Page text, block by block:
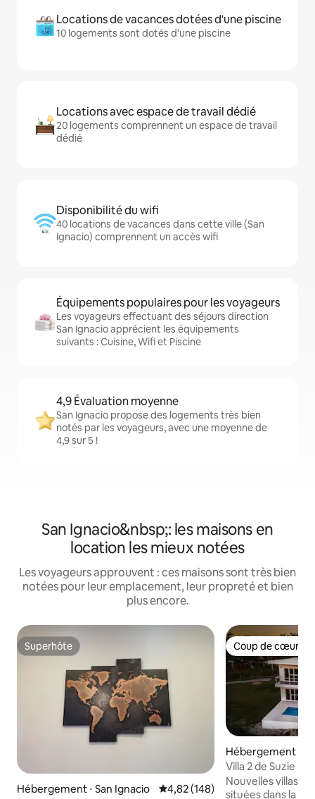
Locations de vacances dotées d'une piscine
10 logements sont dotés d'une piscine
Locations avec espace de travail dédié
20 logements comprennent un espace de travail
dédié
Disponibilité du wifi
40 locations de vacances dans cette ville (San
Ignacio) comprennent un accès wifi
Équipements populaires pour les voyageurs
Les voyageurs effectuant des séjours direction
San Ignacio apprécient les équipements
suivants : Cuisine, Wifi et Piscine
4,9 Évaluation moyenne
San Ignacio propose des logements très bien
notés par les voyageurs, avec une moyenne de
4,9 sur 5 !
San Ignacio&nbsp;: les maisons en
location les mieux notées
Les voyageurs approuvent : ces maisons sont très bien
notées pour leur emplacement, leur propreté et bien
plus encore.
Superhôte
Superhôte
Hébergement ⋅ San Ignacio Évaluation moyenne sur la
4,82 (148)
Coup de cœur
Coup de cœur
Hébergement ⋅
Villa 2 de Suzie
Nouvelles villas
situées dans la